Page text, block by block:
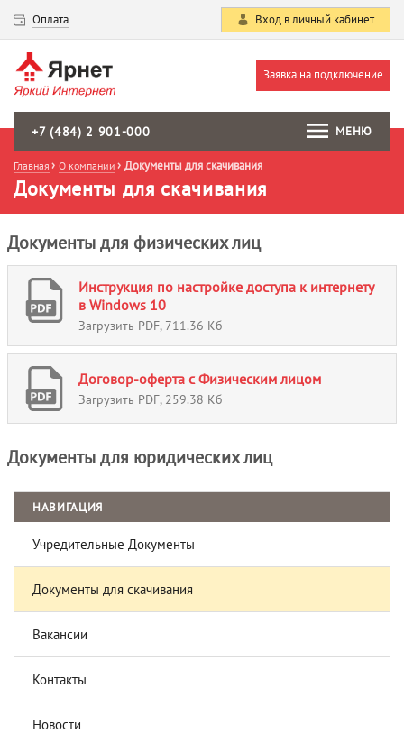
Оплата Вход в личный кабинет
Заявка на подключение
+7 (484) 2 901-000 МЕНЮ
Главная О компании Документы для скачивания
Документы для скачивания
Документы для физических лиц
Инструкция по настройке доступа к интернету
в Windows 10
Загрузить PDF, 711.36 Кб
Договор-оферта с Физическим лицом
Загрузить PDF, 259.38 Кб
Документы для юридических лиц
НАВИГАЦИЯ
Учредительные Документы
Документы для скачивания
Вакансии
Контакты
Новости